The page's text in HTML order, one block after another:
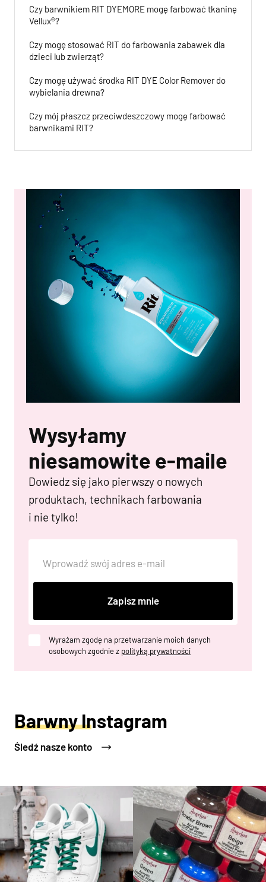
Czy barwnikiem RIT DYEMORE mogę farbować tkaninę
Vellux®?
Czy mogę stosować RIT do farbowania zabawek dla
dzieci lub zwierząt?
Czy mogę używać środka RIT DYE Color Remover do
wybielania drewna?
Czy mój płaszcz przeciwdeszczowy mogę farbować
barwnikami RIT?
Wysyłamy
niesamowite e-maile
Dowiedz się jako pierwszy o nowych
produktach, technikach farbowania
i nie tylko!
Zapisz mnie
Wyrażam zgodę na przetwarzanie moich danych
osobowych zgodnie z polityką prywatności
Barwny Instagram
Śledź nasze konto